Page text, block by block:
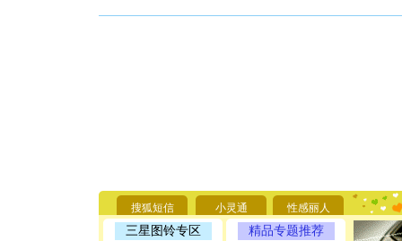
搜狐短信 小灵通 性感丽人
三星图铃专区 精品专题推荐
[圣诞节]
能正大光
天都要快